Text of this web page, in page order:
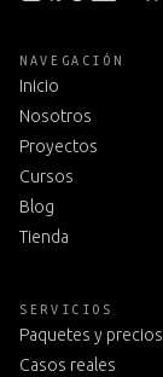
NAVEGACIÓN
Inicio
Nosotros
Proyectos
Cursos
Blog
Tienda
SERVICIOS
Paquetes y precios
Casos reales